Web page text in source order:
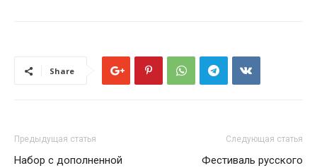
Share
Предыдущая статья
Набор с дополненной
Следующая статья
Фестиваль русского